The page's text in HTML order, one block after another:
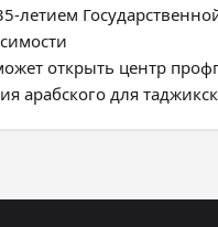
летием
открыть центр
арабского для